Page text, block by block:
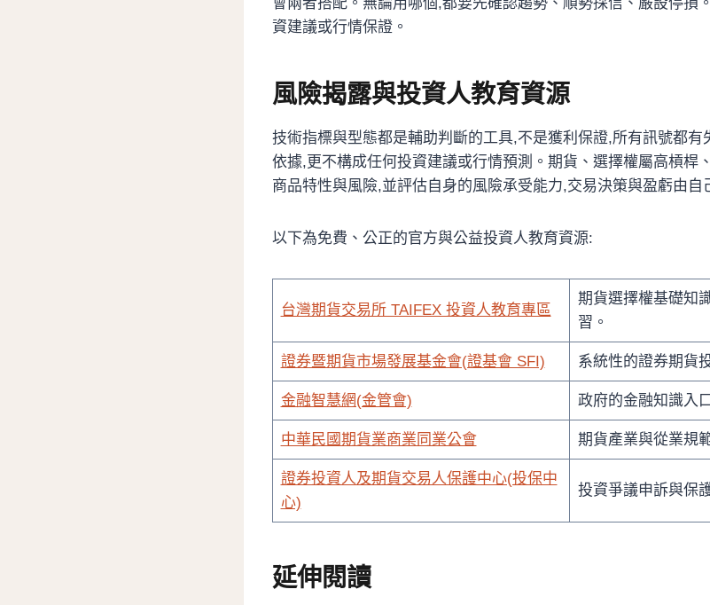
資建議或行情保證。
風險揭露與投資人教育資源
技術指標與型態都是輔助判斷的工具,不是獲利保證,所有訊號都
依據,更不構成任何投資建議或行情預測。期貨、選擇權屬高槓桿
商品特性與風險,並評估自身的風險承受能力,交易決策與盈虧由自
以下為免費、公正的官方與公益投資人教育資源:
台灣期貨交易所 TAIFEX 投資人教育專區
期貨選擇權基礎知
習。
證券暨期貨市場發展基金會(證基會 SFI) 系統性的證券期貨
金融智慧網(金管會) 政府的金融知識入
中華民國期貨業商業同業公會 期貨產業與從業規
證券投資人及期貨交易人保護中心(投保中
心)
投資爭議申訴與保
延伸閱讀